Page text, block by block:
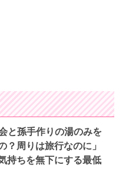
と孫手作りの湯のみを
？周りは旅行なのに」
持ちを無下にする最低